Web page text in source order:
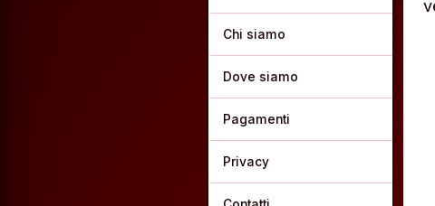
Chi siamo
Dove siamo
Pagamenti
Privacy